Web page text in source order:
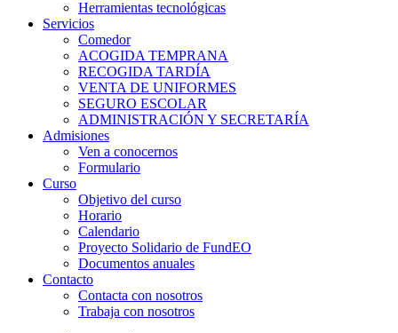
Herramientas tecnológicas
Servicios
Comedor
ACOGIDA TEMPRANA
RECOGIDA TARDÍA
VENTA DE UNIFORMES
SEGURO ESCOLAR
ADMINISTRACIÓN Y SECRETARÍA
Admisiones
Ven a conocernos
Formulario
Curso
Objetivo del curso
Horario
Calendario
Proyecto Solidario de FundEO
Documentos anuales
Contacto
Contacta con nosotros
Trabaja con nosotros